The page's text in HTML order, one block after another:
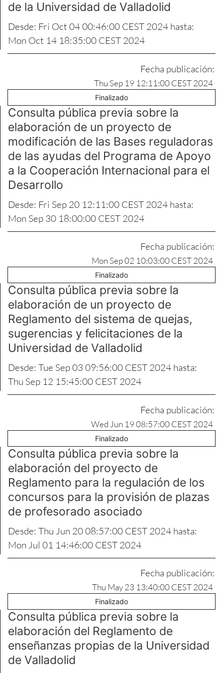
de la Universidad de Valladolid
Desde: Fri Oct 04 00:46:00 CEST 2024 hasta:
Mon Oct 14 18:35:00 CEST 2024
Fecha publicación:
Thu Sep 19 12:11:00 CEST 2024
Finalizado
Consulta pública previa sobre la
elaboración de un proyecto de
modificación de las Bases reguladoras
de las ayudas del Programa de Apoyo
a la Cooperación Internacional para el
Desarrollo
Desde: Fri Sep 20 12:11:00 CEST 2024 hasta:
Mon Sep 30 18:00:00 CEST 2024
Fecha publicación:
Mon Sep 02 10:03:00 CEST 2024
Finalizado
Consulta pública previa sobre la
elaboración de un proyecto de
Reglamento del sistema de quejas,
sugerencias y felicitaciones de la
Universidad de Valladolid
Desde: Tue Sep 03 09:56:00 CEST 2024 hasta:
Thu Sep 12 15:45:00 CEST 2024
Fecha publicación:
Wed Jun 19 08:57:00 CEST 2024
Finalizado
Consulta pública previa sobre la
elaboración del proyecto de
Reglamento para la regulación de los
concursos para la provisión de plazas
de profesorado asociado
Desde: Thu Jun 20 08:57:00 CEST 2024 hasta:
Mon Jul 01 14:46:00 CEST 2024
Fecha publicación:
Thu May 23 13:40:00 CEST 2024
Finalizado
Consulta pública previa sobre la
elaboración del Reglamento de
enseñanzas propias de la Universidad
de Valladolid